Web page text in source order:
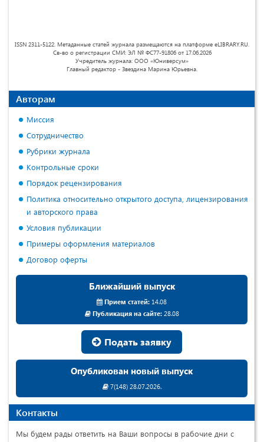
ISSN 2311-5122. Метаданные статей журнала размещаются на платформе eLIBRARY.RU.
Св-во о регистрации СМИ: ЭЛ № ФС77-91806 от 17.06.2026
Учредитель журнала: ООО «Юниверсум»
Главный редактор - Звездина Марина Юрьевна.
Авторам
Миссия
Сотрудничество
Рубрики журнала
Контрольные сроки
Порядок рецензирования
Политика относительно открытого доступа, лицензирования
и авторского права
Условия публикации
Примеры оформления материалов
Договор оферты
Ближайший выпуск
Прием статей: 14.08
Публикация на сайте:28.08
Подать заявку
Опубликован новый выпуск
7(148) 28.07.2026.
Контакты
Мы будем рады ответить на Ваши вопросы в рабочие дни с